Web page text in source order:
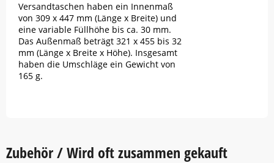
Versandtaschen haben ein Innenmaß
von 309 x 447 mm (Länge x Breite) und
eine variable Füllhöhe bis ca. 30 mm.
Das Außenmaß beträgt 321 x 455 bis 32
mm (Länge x Breite x Höhe). Insgesamt
haben die Umschläge ein Gewicht von
165 g.
Zubehör / Wird oft zusammen gekauft